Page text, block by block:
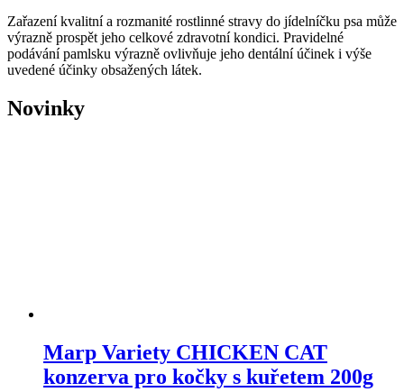
Zařazení kvalitní a rozmanité rostlinné stravy do jídelníčku psa může
výrazně prospět jeho celkové zdravotní kondici. Pravidelné
podávání pamlsku výrazně ovlivňuje jeho dentální účinek i výše
uvedené účinky obsažených látek.
Novinky
Marp Variety CHICKEN CAT
konzerva pro kočky s kuřetem 200g